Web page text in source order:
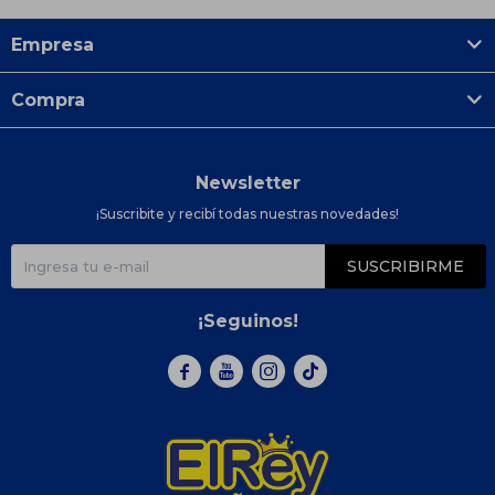
Empresa
Compra
Newsletter
¡Suscribite y recibí todas nuestras novedades!
SUSCRIBIRME
¡Seguinos!
  